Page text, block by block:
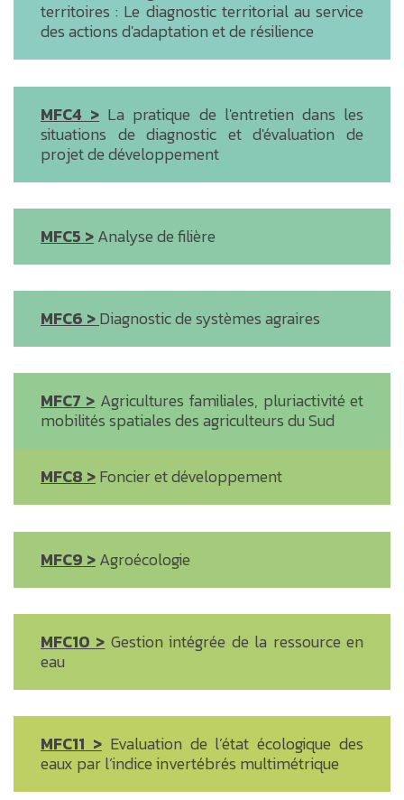
territoires : Le diagnostic territorial au service
des actions d'adaptation et de résilience
MFC4 > La pratique de l'entretien dans les
situations de diagnostic et d'évaluation de
projet de développement
MFC5 >Analyse de filière
MFC6 >Diagnostic de systèmes agraires
MFC7 > Agricultures familiales, pluriactivité et
mobilités spatiales des agriculteurs du Sud
MFC8 >Foncier et développement
MFC9 >Agroécologie
MFC10 > Gestion intégrée de la ressource en
eau
MFC11 > Evaluation de l’état écologique des
eaux par l’indice invertébrés multimétrique